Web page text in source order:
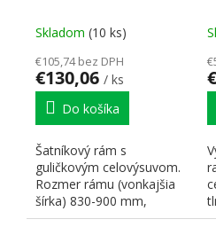
Skladom (10 ks)
€105,74 bez DPH
€130,06 / ks
Do košíka
Šatníkový rám s
guličkovým celovýsuvom.
Rozmer rámu (vonkajšia
šírka) 830-900 mm,
vnútorný využiteľný